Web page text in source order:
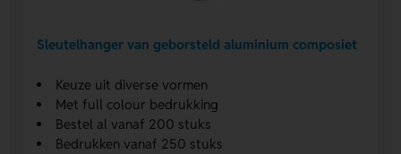
Sleutelhanger van geborsteld aluminium composiet
Keuze uit diverse vormen
Met full colour bedrukking
Bestel al vanaf 200 stuks
Bedrukken vanaf 250 stuks